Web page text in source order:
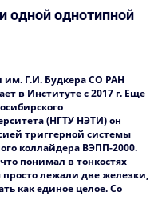
одной однотипной
Г.И. Будкера СО РАН
в Институте с 2017 г. Еще
(НГТУ НЭТИ) он
триггерной системы
коллайдера ВЭПП-2000.
понимал в тонкостях
лежали две железки,
как единое целое. Со